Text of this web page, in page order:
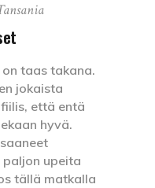
on taas takana.
jokaista
että entä
hyvä.
upeita
tällä matkalla